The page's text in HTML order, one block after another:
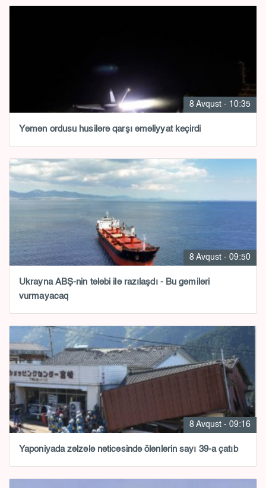
8 Avqust - 10:35
Yəmən ordusu husilərə qarşı əməliyyat keçirdi
8 Avqust - 09:50
Ukrayna ABŞ-nin tələbi ilə razılaşdı - Bu gəmiləri
vurmayacaq
8 Avqust - 09:16
Yaponiyada zəlzələ nəticəsində ölənlərin sayı 39-a çatıb